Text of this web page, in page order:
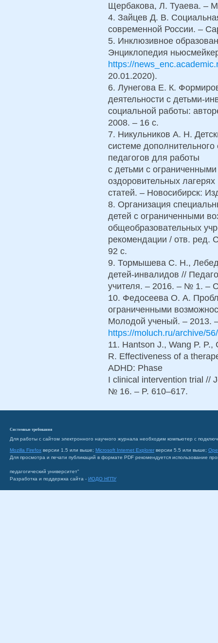
Щербакова, Л. Туаева. –
4. Зайцев Д. В.
современной России. –
5. Инклюзивное
Энциклопедия
https://
20.01.2020).
6. Лунегова Е. К.
деятельности с детьми-
социальной работы:
2008. – 16 с.
7. Никульников А. Н.
системе
педагогов для работы
с детьми с
оздоровительных
статей. – Новосибирск:
8. Организация
детей с ограниченными
общеобразовательных
рекомендации / отв.
92 с.
9. Тормышева С. Н.,
детей-инвалидов //
учителя. – 2016. – № 1. –
10. Федосеева О. А.
ограниченными
Молодой ученый. – 2013.
https://moluch.ru/archive/
11. Hantson J., Wang P.
R. Effectiveness of a
ADHD: Phase
I clinical intervention trial //
№ 16. – P. 610–617.
Системные требования
Для работы с сайтом электронного научного журнала необходим компьютер с
Mozilla Firefox версии 1.5 или выше; Microsoft Internet Explorer версии 5.5 или выше;
Для просмотра и печати публикаций в формате PDF рекомендуется использование
педагогический университет"
Разработка и поддержка сайта - ИОДО НГПУ